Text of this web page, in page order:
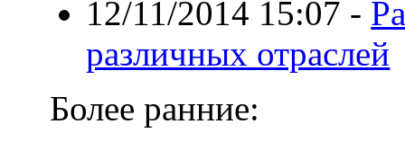
12/11/2014 15:07 -
различных отраслей
Более ранние: